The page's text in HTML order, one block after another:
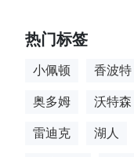
热门标签
小佩顿 香波特
奥多姆 沃特森
雷迪克 湖人